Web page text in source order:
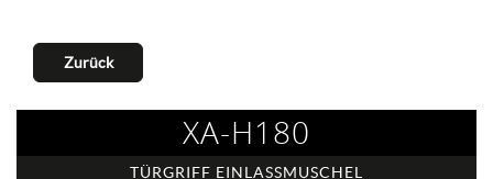
Zurück
XA-H180
TÜRGRIFF EINLASSMUSCHEL